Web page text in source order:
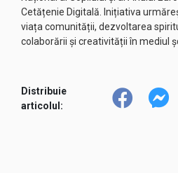
Cetățenie Digitală. Inițiativa
viața comunității, dezvoltarea
colaborării și creativității în mediul
Distribuie
articolul: